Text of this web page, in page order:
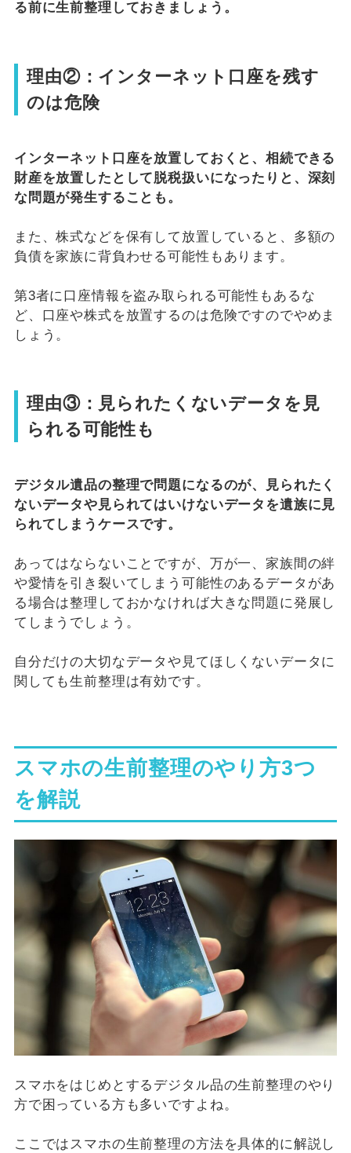
る前に生前整理しておきましょう。
理由②：インターネット口座を残す
のは危険
インターネット口座を放置しておくと、相続できる
財産を放置したとして脱税扱いになったりと、深刻
な問題が発生することも。
また、株式などを保有して放置していると、多額の
負債を家族に背負わせる可能性もあります。
第3者に口座情報を盗み取られる可能性もあるな
ど、口座や株式を放置するのは危険ですのでやめま
しょう。
理由③：見られたくないデータを見
られる可能性も
デジタル遺品の整理で問題になるのが、見られたく
ないデータや見られてはいけないデータを遺族に見
られてしまうケースです。
あってはならないことですが、万が一、家族間の絆
や愛情を引き裂いてしまう可能性のあるデータがあ
る場合は整理しておかなければ大きな問題に発展し
てしまうでしょう。
自分だけの大切なデータや見てほしくないデータに
関しても生前整理は有効です。
スマホの生前整理のやり方3つ
を解説
スマホをはじめとするデジタル品の生前整理のやり
方で困っている方も多いですよね。
ここではスマホの生前整理の方法を具体的に解説し